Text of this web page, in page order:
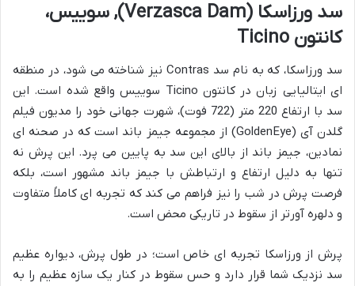
سد ورزاسکا (Verzasca Dam), سوییس،
کانتون Ticino
سد ورزاسکا، که به نام سد Contras نیز شناخته می شود، در منطقه
ای ایتالیایی زبان در کانتون Ticino سوییس واقع شده است. این
سد با ارتفاع 220 متر (722 فوت)، شهرت جهانی خود را مدیون فیلم
گلدن آی (GoldenEye) از مجموعه جیمز باند است که در صحنه ای
نمادین، جیمز باند از بالای این سد به پایین می پرد. این پرش نه
تنها به دلیل ارتفاع و ارتباطش با جیمز باند مشهور است، بلکه
فرصت پرش در شب را نیز فراهم می کند که تجربه ای کاملاً متفاوت
و دلهره آورتر از سقوط در تاریکی محض است.
پرش از ورزاسکا تجربه ای خاص است؛ در طول پرش، دیواره عظیم
سد نزدیک شما قرار دارد و حس سقوط در کنار یک سازه عظیم را به